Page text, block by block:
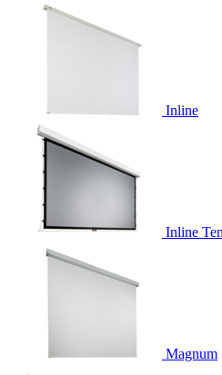
Inline
Inline
Magnum